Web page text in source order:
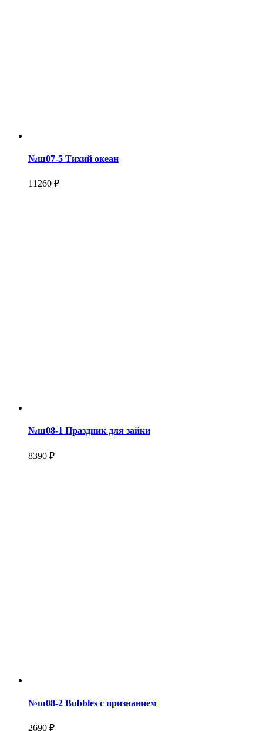
№ш07-5 Тихий океан
11260 ₽
№ш08-1 Праздник для зайки
8390 ₽
№ш08-2 Bubbles с признанием
2690 ₽